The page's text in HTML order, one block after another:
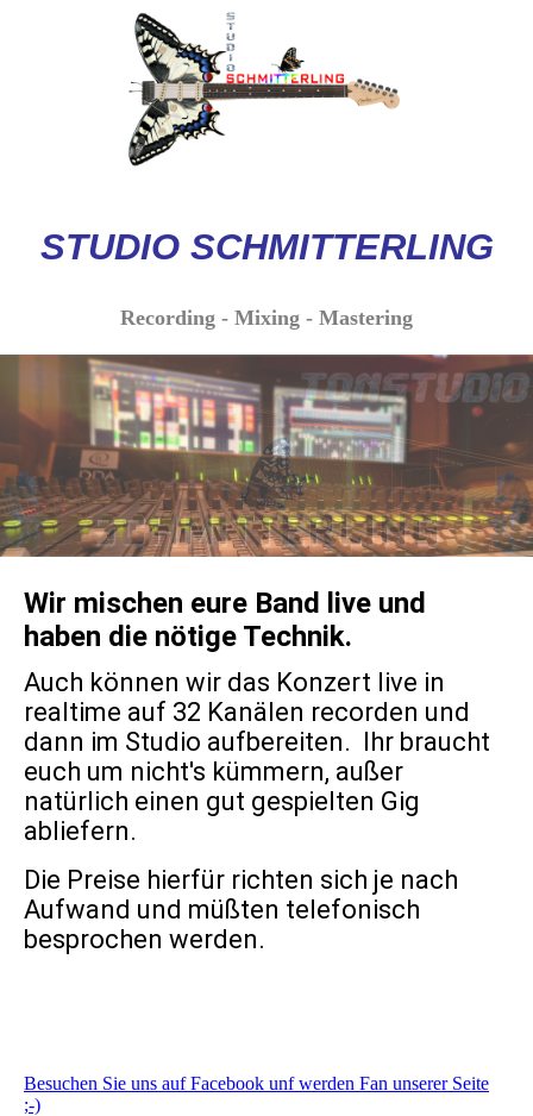
STUDIO SCHMITTERLING
Recording - Mixing - Mastering
Wir mischen eure Band live und
haben die nötige Technik.
Auch können wir das Konzert live in
realtime auf 32 Kanälen recorden und
dann im Studio aufbereiten. Ihr braucht
euch um nicht's kümmern, außer
natürlich einen gut gespielten Gig
abliefern.
Die Preise hierfür richten sich je nach
Aufwand und müßten telefonisch
besprochen werden.
Besuchen Sie uns auf Facebook unf werden Fan unserer Seite
;-)